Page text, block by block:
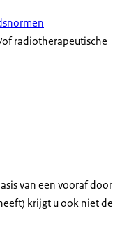
radiotherapeutische
van een vooraf door
krijgt u ook niet de